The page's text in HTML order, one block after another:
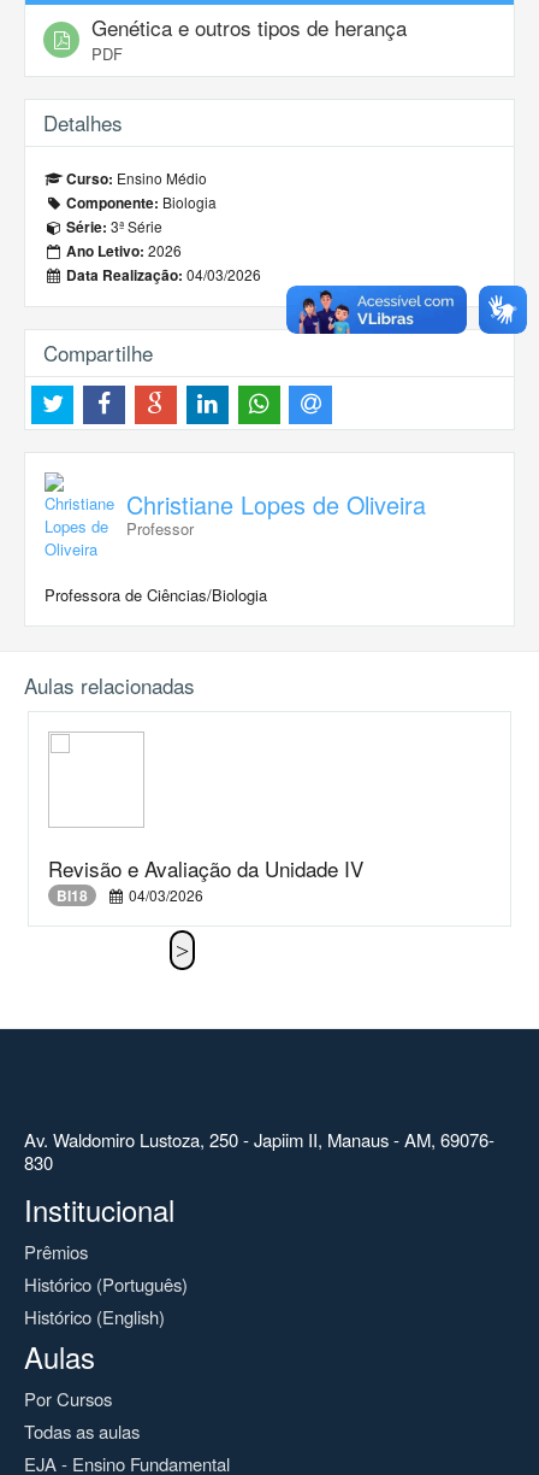
Genética e outros tipos de herança
PDF
Detalhes
Curso: Ensino Médio
Componente: Biologia
Série: 3ª Série
Ano Letivo: 2026
Data Realização: 04/03/2026
Compartilhe
Christiane Lopes de Oliveira
Professor
Professora de Ciências/Biologia
Aulas relacionadas
Revisão e Avaliação da Unidade IV
BI18 04/03/2026
Av. Waldomiro Lustoza, 250 - Japiim II, Manaus - AM, 69076-
830
Institucional
Prêmios
Histórico (Português)
Histórico (English)
Aulas
Por Cursos
Todas as aulas
EJA - Ensino Fundamental